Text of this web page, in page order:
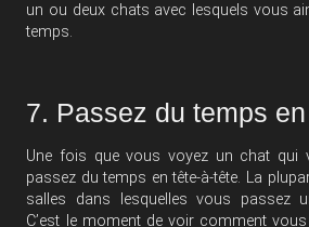
un ou deux chats avec lesquels vous
temps.
7. Passez du temps
Une fois que vous voyez un chat qui
passez du temps en tête-à-tête. La
salles dans lesquelles vous passez
C’est le moment de voir comment vous